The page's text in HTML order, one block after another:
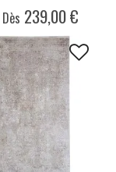
Dès 239,00 €